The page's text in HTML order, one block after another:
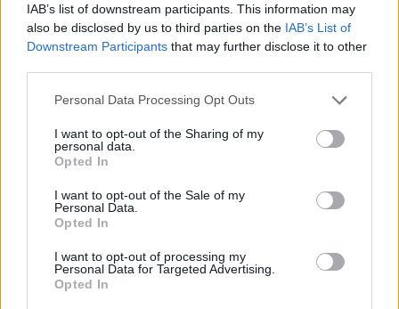
IAB’s list of downstream participants. This information may
also be disclosed by us to third parties on the IAB’s List of
Downstream Participants that may further disclose it to other
Personal Data Processing Opt Outs
I want to opt-out of the Sharing of my
personal data.
Opted In
I want to opt-out of the Sale of my
Personal Data.
Opted In
I want to opt-out of processing my
Personal Data for Targeted Advertising.
Opted In
Δημοφιλή αυτή την εβδομάδα